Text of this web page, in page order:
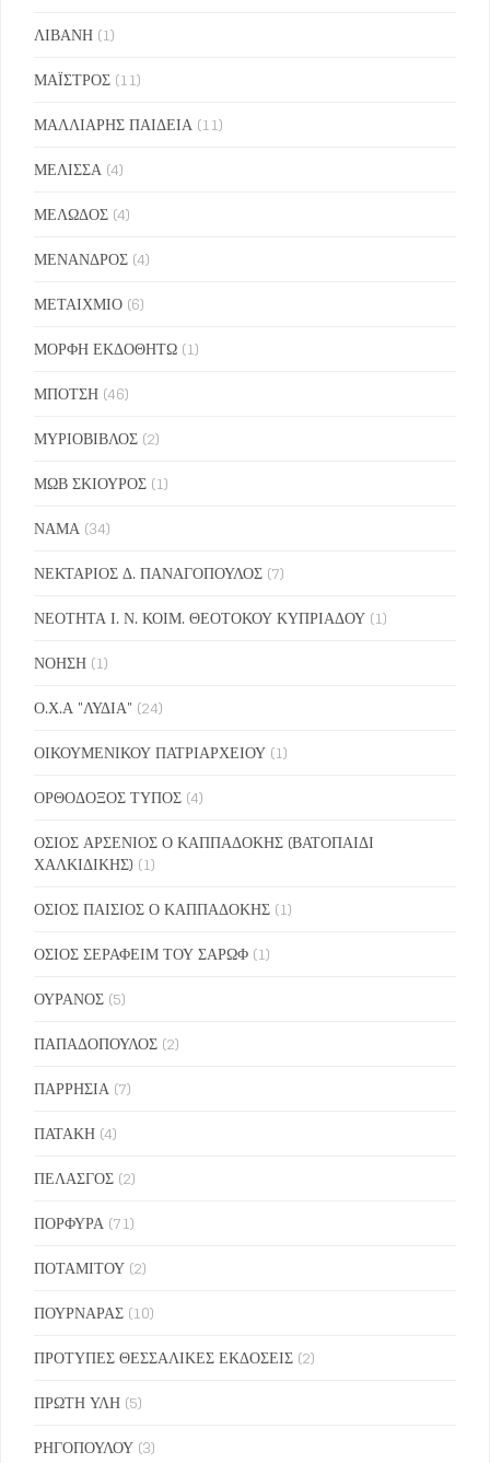
ΛΙΒΑΝΗ (1)
ΜΑΪΣΤΡΟΣ (11)
ΜΑΛΛΙΑΡΗΣ ΠΑΙΔΕΙΑ (11)
ΜΕΛΙΣΣΑ (4)
ΜΕΛΩΔΟΣ (4)
ΜΕΝΑΝΔΡΟΣ (4)
ΜΕΤΑΙΧΜΙΟ (6)
ΜΟΡΦΗ ΕΚΔΟΘΗΤΩ (1)
ΜΠΟΤΣΗ (46)
ΜΥΡΙΟΒΙΒΛΟΣ (2)
ΜΩΒ ΣΚΙΟΥΡΟΣ (1)
ΝΑΜΑ (34)
ΝΕΚΤΑΡΙΟΣ Δ. ΠΑΝΑΓΟΠΟΥΛΟΣ (7)
ΝΕΟΤΗΤΑ Ι. Ν. ΚΟΙΜ. ΘΕΟΤΟΚΟΥ ΚΥΠΡΙΑΔΟΥ (1)
ΝΟΗΣΗ (1)
Ο.Χ.Α "ΛΥΔΙΑ" (24)
ΟΙΚΟΥΜΕΝΙΚΟΥ ΠΑΤΡΙΑΡΧΕΙΟΥ (1)
ΟΡΘΟΔΟΞΟΣ ΤΥΠΟΣ (4)
ΟΣΙΟΣ ΑΡΣΕΝΙΟΣ Ο ΚΑΠΠΑΔΟΚΗΣ (ΒΑΤΟΠΑΙΔΙ
ΧΑΛΚΙΔΙΚΗΣ) (1)
ΟΣΙΟΣ ΠΑΙΣΙΟΣ Ο ΚΑΠΠΑΔΟΚΗΣ (1)
ΟΣΙΟΣ ΣΕΡΑΦΕΙΜ ΤΟΥ ΣΑΡΩΦ (1)
ΟΥΡΑΝΟΣ (5)
ΠΑΠΑΔΟΠΟΥΛΟΣ (2)
ΠΑΡΡΗΣΙΑ (7)
ΠΑΤΑΚΗ (4)
ΠΕΛΑΣΓΟΣ (2)
ΠΟΡΦΥΡΑ (71)
ΠΟΤΑΜΙΤΟΥ (2)
ΠΟΥΡΝΑΡΑΣ (10)
ΠΡΟΤΥΠΕΣ ΘΕΣΣΑΛΙΚΕΣ ΕΚΔΟΣΕΙΣ (2)
ΠΡΩΤΗ ΥΛΗ (5)
ΡΗΓΟΠΟΥΛΟΥ (3)